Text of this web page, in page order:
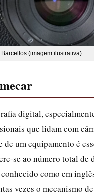
(imagem ilustrativa)
digital,
que lidam com
de um equipamento é
se ao número total de
como em
vezes o mecanismo